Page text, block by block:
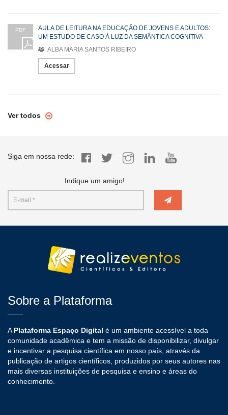
PDF
AULA DE LEITURA NA EDUCAÇÃO DE JOVENS E ADULTOS:
UM ESTUDO DE CASO À LUZ DA SEMÂNTICA COGNITIVA
ALBA MARIA SANTOS RIBEIRO
Acessar
Ver todos
Siga em nossa rede:
Indique um amigo!
Sobre a Plataforma
A Plataforma Espaço Digital é um ambiente acessível a toda
comunidade acadêmica e tem a missão de disponibilizar, divulgar
e incentivar a pesquisa científica em nosso país, através da
publicação de artigos científicos, produzidos por seus autores nas
mais diversas instituições de pesquisa e ensino e áreas do
conhecimento.